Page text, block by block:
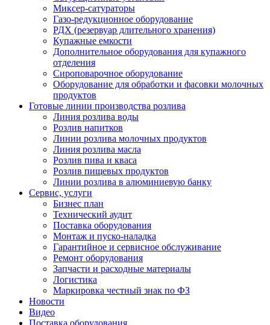
Миксер-сатураторы
Газо-редукционное оборудование
РДХ (резервуар длительного хранения)
Купажные емкости
Дополнительное оборудования для купажного
отделения
Сироповарочное оборудование
Оборудование для обработки и фасовки молочных
продуктов
Готовые линии производства розлива
Линия розлива воды
Розлив напитков
Линии розлива молочных продуктов
Линия розлива масла
Розлив пива и кваса
Розлив пищевых продуктов
Линии розлива в алюминиевую банку
Сервис, услуги
Бизнес план
Технический аудит
Поставка оборудования
Монтаж и пуско-наладка
Гарантийное и сервисное обслуживание
Ремонт оборудования
Запчасти и расходные материалы
Логистика
Маркировка честный знак по ФЗ
Новости
Видео
Поставка оборудования